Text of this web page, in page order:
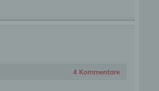
4 Kommentare